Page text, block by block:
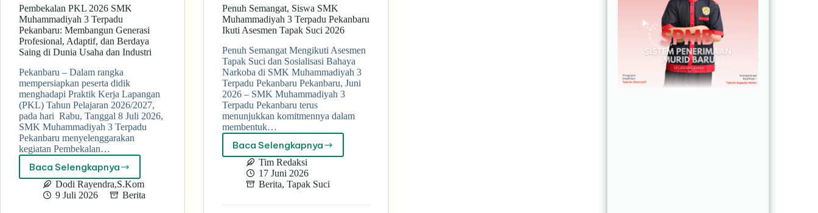
Pembekalan PKL 2026 SMK
Muhammadiyah 3 Terpadu
Pekanbaru: Membangun Generasi
Profesional, Adaptif, dan Berdaya
Saing di Dunia Usaha dan Industri
Pekanbaru – Dalam rangka
mempersiapkan peserta didik
menghadapi Praktik Kerja Lapangan
(PKL) Tahun Pelajaran 2026/2027,
pada hari Rabu, Tanggal 8 Juli 2026,
SMK Muhammadiyah 3 Terpadu
Pekanbaru menyelenggarakan
kegiatan Pembekalan…
Baca Selengkapnya
Pembekalan
PKL
2026
Dodi Rayendra,S.Kom
9 Juli 2026
Berita
Penuh Semangat, Siswa SMK
Muhammadiyah 3 Terpadu Pekanbaru
Ikuti Asesmen Tapak Suci 2026
Penuh Semangat Mengikuti Asesmen
Tapak Suci dan Sosialisasi Bahaya
Narkoba di SMK Muhammadiyah 3
Terpadu Pekanbaru Pekanbaru, Juni
2026 – SMK Muhammadiyah 3
Terpadu Pekanbaru terus
menunjukkan komitmennya dalam
membentuk…
Baca Selengkapnya
Penuh
Semangat,
Siswa
SMK
3
Tim Redaksi
17 Juni 2026
Berita,Tapak Suci